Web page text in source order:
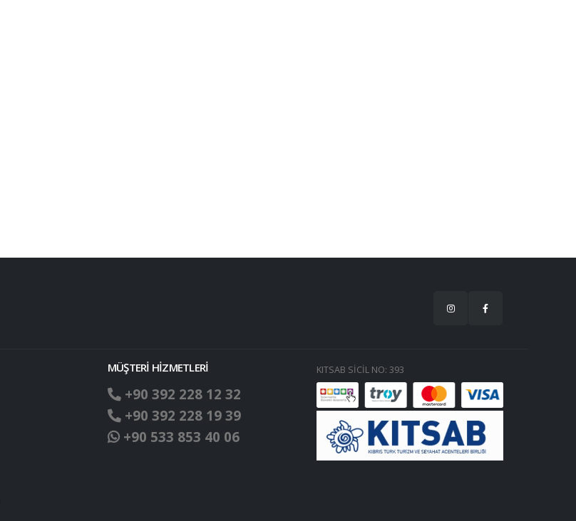
MÜŞTERİ HİZMETLERİ
+90 392 228 12 32
+90 392 228 19 39
+90 533 853 40 06
KITSAB SİCİL NO: 393